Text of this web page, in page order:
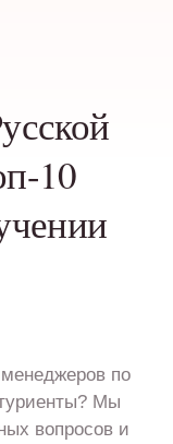
10
по
Мы
вопросов и